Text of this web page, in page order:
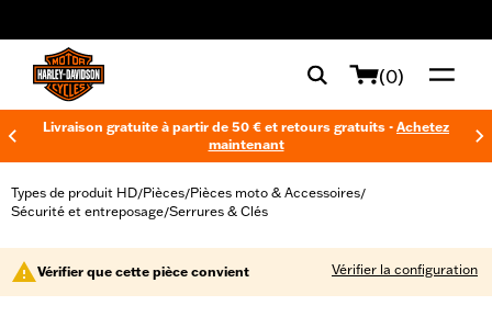
(0)
Livraison gratuite à partir de 50 € et retours gratuits - Achetez
maintenant
Types de produit HD/Pièces/Pièces moto & Accessoires/
Sécurité et entreposage/Serrures & Clés
Vérifier que cette pièce convient Vérifier la configuration